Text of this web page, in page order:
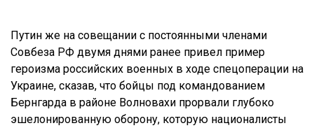
Путин же на совещании с постоянными членами
Совбеза РФ двумя днями ранее привел пример
героизма российских военных в ходе спецоперации на
Украине, сказав, что бойцы под командованием
Бернгарда в районе Волновахи прорвали глубоко
эшелонированную оборону, которую националисты